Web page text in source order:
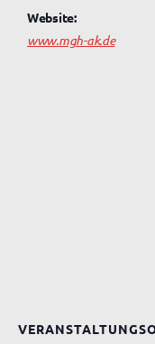
Website:
www.mgh-ak.de